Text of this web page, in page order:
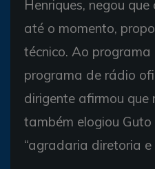
Henriques, negou
até o momento,
técnico. Ao
programa de rádio
dirigente afirmou que
também elogiou
“agradaria diretoria e